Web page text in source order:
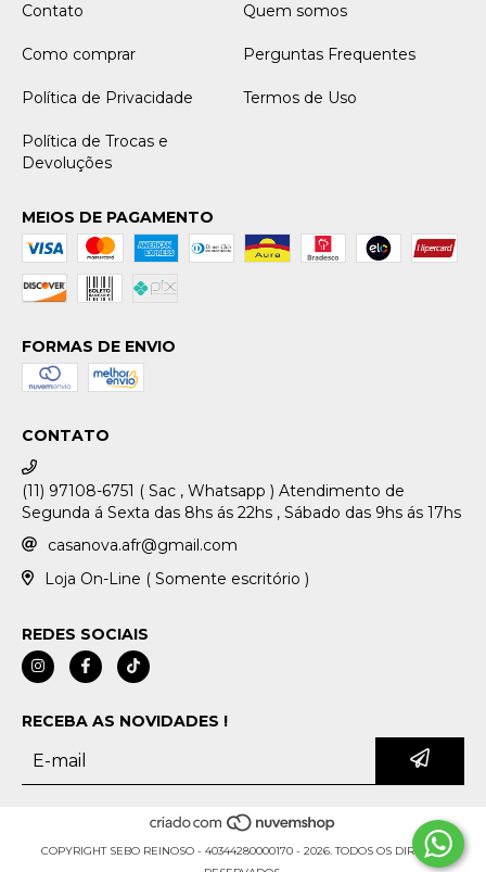
Contato Quem somos
Como comprar Perguntas Frequentes
Política de Privacidade Termos de Uso
Política de Trocas e
Devoluções
MEIOS DE PAGAMENTO
FORMAS DE ENVIO
CONTATO
(11) 97108-6751 ( Sac , Whatsapp ) Atendimento de
Segunda á Sexta das 8hs ás 22hs , Sábado das 9hs ás 17hs
casanova.afr@gmail.com
Loja On-Line ( Somente escritório )
REDES SOCIAIS
RECEBA AS NOVIDADES !
COPYRIGHT SEBO REINOSO - 40344280000170 - 2026. TODOS OS DIREITOS